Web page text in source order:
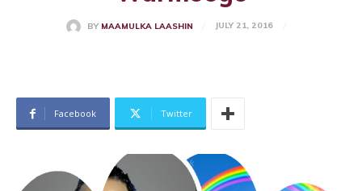
BY MAAMULKA LAASHIN JULY 21, 2016
Facebook Twitter